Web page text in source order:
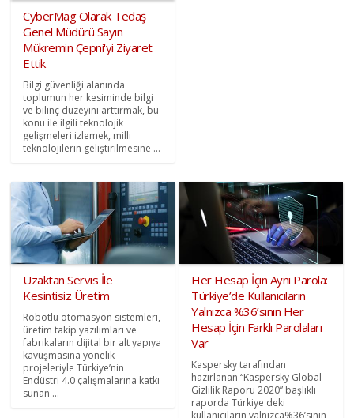
CyberMag Olarak Tedaş
Genel Müdürü Sayın
Mükremin Çepni'yi Ziyaret
Ettik
Bilgi güvenliği alanında
toplumun her kesiminde bilgi
ve bilinç düzeyini arttırmak, bu
konu ile ilgili teknolojik
gelişmeleri izlemek, milli
teknolojilerin geliştirilmesine ...
Uzaktan Servis İle
Kesintisiz Üretim
Robotlu otomasyon sistemleri,
üretim takip yazılımları ve
fabrikaların dijital bir alt yapıya
kavuşmasına yönelik
projeleriyle Türkiye’nin
Endüstri 4.0 çalışmalarına katkı
sunan ...
Her Hesap İçin Aynı Parola:
Türkiye’de Kullanıcıların
Yalnızca %36’sının Her
Hesap İçin Farklı Parolaları
Var
Kaspersky tarafından
hazırlanan “Kaspersky Global
Gizlilik Raporu 2020” başlıklı
raporda Türkiye'deki
kullanıcıların yalnızca%36’sının